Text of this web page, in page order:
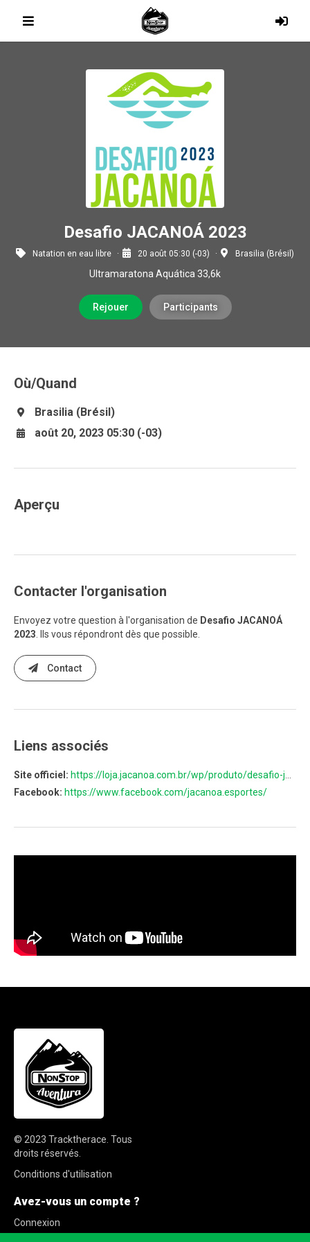
Desafio JACANOÁ 2023
Natation en eau libre 20 août 05:30 (-03) Brasilia (Brésil)
Ultramaratona Aquática 33,6k
Rejouer Participants
Où/Quand
Brasilia (Brésil)
août 20, 2023 05:30 (-03)
Aperçu
Contacter l'organisation
Envoyez votre question à l'organisation de Desafio JACANOÁ
2023 . Ils vous répondront dès que possible.
Contact
Liens associés
Site officiel: https://loja.jacanoa.com.br/wp/produto/desafio-jacanoa-2023/
Facebook: https://www.facebook.com/jacanoa.esportes/
© 2023 Tracktherace Tous
droits réservés.
Conditions d'utilisation
Avez-vous un compte ?
Connexion